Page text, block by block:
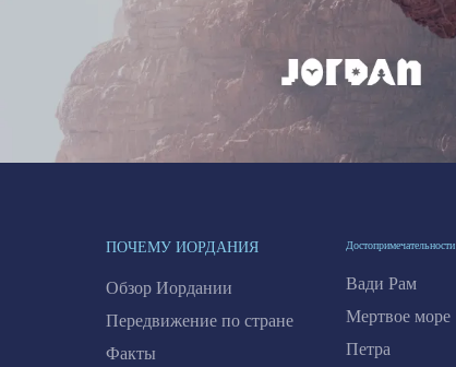
ПОЧЕМУ ИОРДАНИЯ
Обзор Иордании
Передвижение по стране
Факты
Достопримечательности
Вади Рам
Мертвое море
Петра